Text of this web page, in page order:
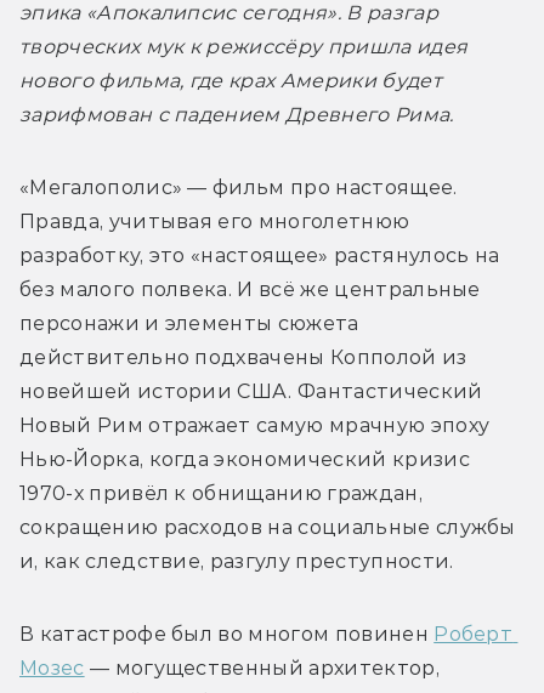
эпика «Апокалипсис сегодня». В разгар
творческих мук к режиссёру пришла идея
нового фильма, где крах Америки будет
зарифмован с падением Древнего Рима.
«Мегалополис» — фильм про настоящее.
Правда, учитывая его многолетнюю
разработку, это «настоящее» растянулось на
без малого полвека. И всё же центральные
персонажи и элементы сюжета
действительно подхвачены Копполой из
новейшей истории США. Фантастический
Новый Рим отражает самую мрачную эпоху
Нью-Йорка, когда экономический кризис
1970-х привёл к обнищанию граждан,
сокращению расходов на социальные службы
и, как следствие, разгулу преступности.
В катастрофе был во многом повинен Роберт
Мозес — могущественный архитектор,